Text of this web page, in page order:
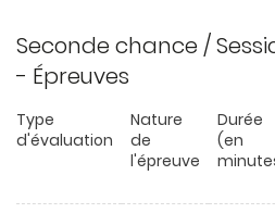
Seconde chance /
- Épreuves
Type
d'évaluation
Nature
de
l'épreuve
Durée
(en